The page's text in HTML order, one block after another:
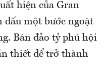
hiện của Gran
dấu một bước ngoặt
Bán đảo tỷ phú hội
thiết để trở thành